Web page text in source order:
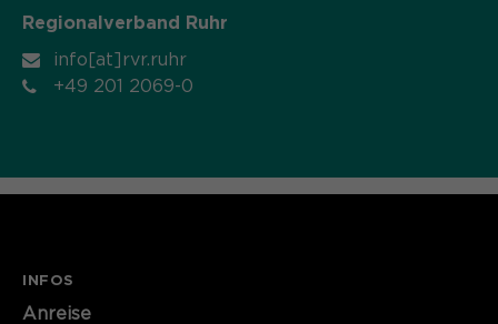
Regionalverband Ruhr
info[at]rvr.ruhr
+49 201 2069-0
INFOS
Anreise